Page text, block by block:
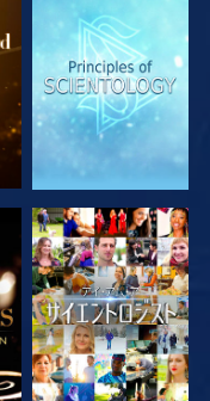
シリーズを探求
観る